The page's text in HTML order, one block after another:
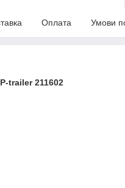
Оплата Умови
trailer 211602